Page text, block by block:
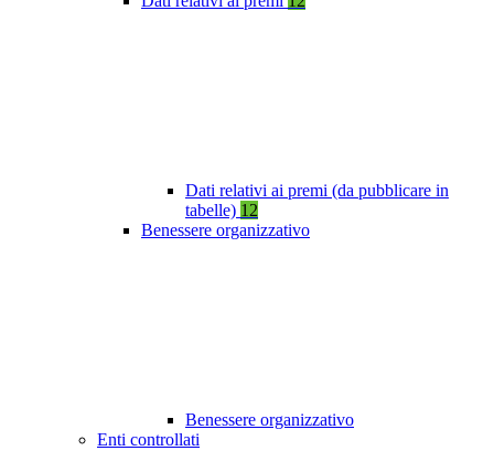
Dati relativi ai premi (da pubblicare in
tabelle) 12
Benessere organizzativo
Benessere organizzativo
Enti controllati